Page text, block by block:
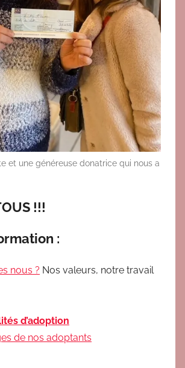
et une généreuse donatrice qui nous a
!!!
:
nous ? Nos valeurs, notre travail
d’adoption
de nos adoptants